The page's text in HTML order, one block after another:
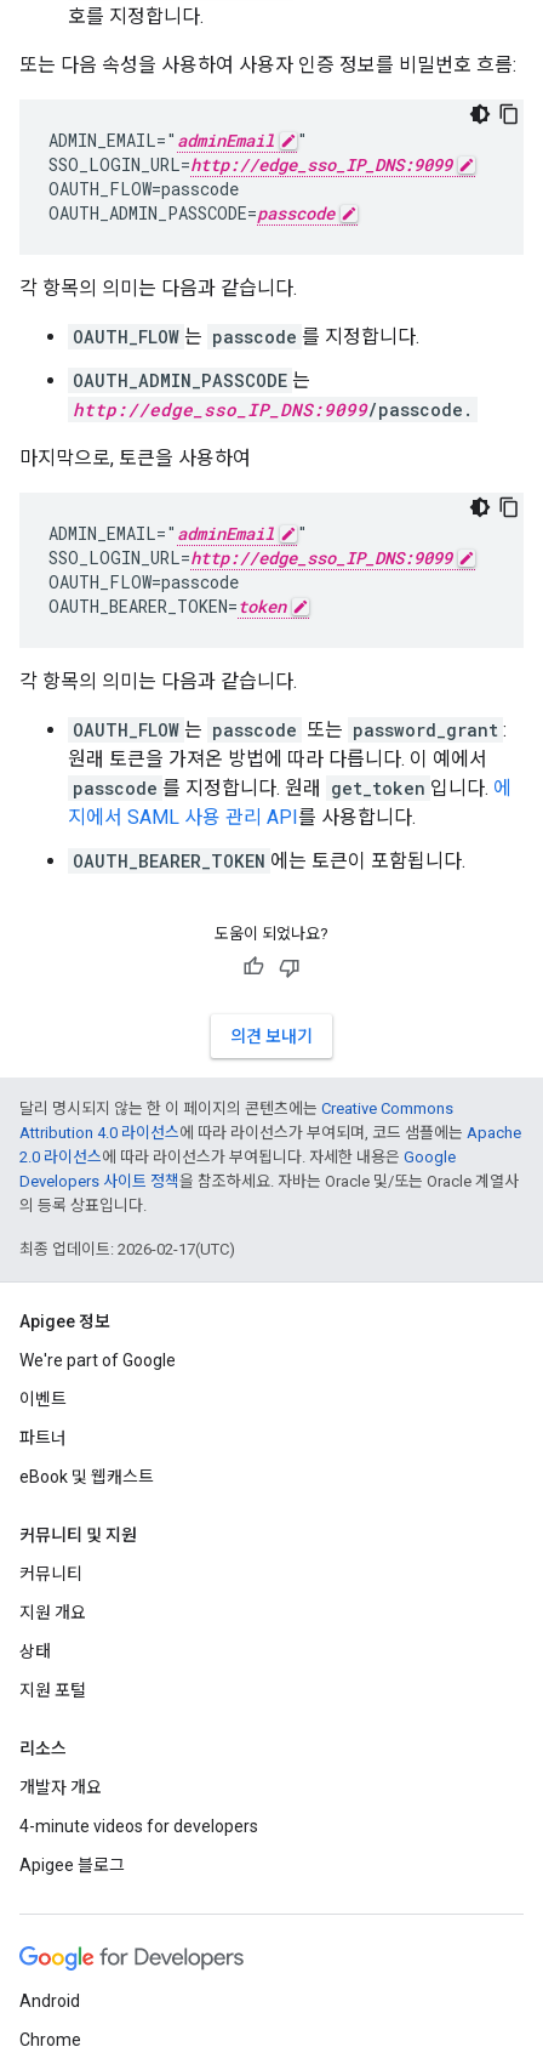
호를 지정합니다.
또는 다음 속성을 사용하여 사용자 인증 정보를 비밀번호 흐름:
ADMIN_EMAIL=" adminEmail
"
SSO_LOGIN_URL=http://edge_sso_IP_DNS:9099
OAUTH_FLOW=passcode
OAUTH_ADMIN_PASSCODE=passcode
각 항목의 의미는 다음과 같습니다.
OAUTH_FLOW 는 passcode 를 지정합니다.
OAUTH_ADMIN_PASSCODE 는
http://edge_sso_IP_DNS:9099/passcode.
마지막으로, 토큰을 사용하여
ADMIN_EMAIL=" adminEmail
"
SSO_LOGIN_URL=http://edge_sso_IP_DNS:9099
OAUTH_FLOW=passcode
OAUTH_BEARER_TOKEN=token
각 항목의 의미는 다음과 같습니다.
OAUTH_FLOW 는 passcode 또는 password_grant :
원래 토큰을 가져온 방법에 따라 다릅니다. 이 예에서
passcode 를 지정합니다. 원래 get_token 입니다. 에
지에서 SAML 사용 관리 API를 사용합니다.
OAUTH_BEARER_TOKEN 에는 토큰이 포함됩니다.
도움이 되었나요?
의견 보내기
달리 명시되지 않는 한 이 페이지의 콘텐츠에는 Creative Commons
Attribution 4.0 라이선스에 따라 라이선스가 부여되며, 코드 샘플에는 Apache
2.0 라이선스에 따라 라이선스가 부여됩니다. 자세한 내용은 Google
Developers 사이트 정책을 참조하세요. 자바는 Oracle 및/또는 Oracle 계열사
의 등록 상표입니다.
최종 업데이트: 2026-02-17(UTC)
Apigee 정보
We're part of Google
이벤트
파트너
eBook 및 웹캐스트
커뮤니티 및 지원
커뮤니티
지원 개요
상태
지원 포털
리소스
개발자 개요
4-minute videos for developers
Apigee 블로그
Android
Chrome